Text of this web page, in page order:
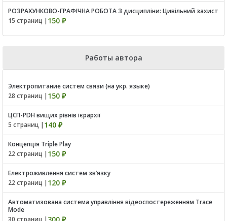
РОЗРАХУНКОВО-ГРАФІЧНА РОБОТА З дисципліни: Цивільний захист
15 страниц | 150 ₽
Работы автора
Электропитание систем связи (на укр. языке)
28 страниц | 150 ₽
ЦСП-PDH вищих рівнів ієрархії
5 страниц | 140 ₽
Концепція Triple Play
22 страниц | 150 ₽
Електроживлення систем зв’язку
22 страниц | 120 ₽
Автоматизована система управління відеоспостереженням Trace
Mode
30 страниц |